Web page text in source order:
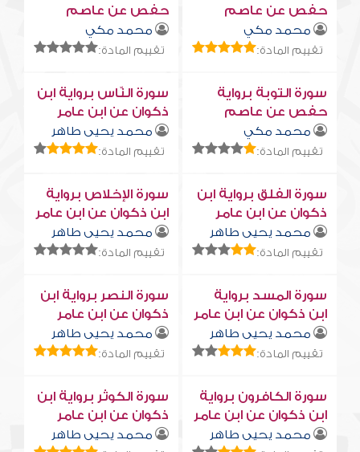
حفص عن عاصم
محمد مكي
تقييم المادة:
حفص عن عاصم
محمد مكي
تقييم المادة:
سورة التوبة برواية
حفص عن عاصم
محمد مكي
تقييم المادة:
سورة النّاس برواية ابن
ذكوان عن ابن عامر
محمد يحيى طاهر
تقييم المادة:
سورة الفلق برواية ابن
ذكوان عن ابن عامر
محمد يحيى طاهر
تقييم المادة:
سورة الإخلاص برواية
ابن ذكوان عن ابن عامر
محمد يحيى طاهر
تقييم المادة:
سورة المسد برواية
ابن ذكوان عن ابن عامر
محمد يحيى طاهر
تقييم المادة:
سورة النصر برواية ابن
ذكوان عن ابن عامر
محمد يحيى طاهر
تقييم المادة:
سورة الكافرون برواية
ابن ذكوان عن ابن عامر
محمد يحيى طاهر
سورة الكوثر برواية ابن
ذكوان عن ابن عامر
محمد يحيى طاهر